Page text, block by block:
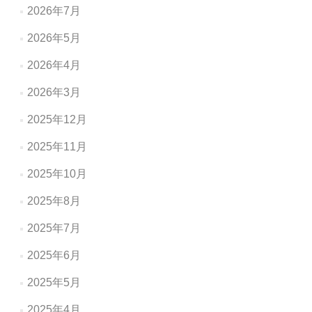
シ
ョ
ン
2026年7月
2026年5月
2026年4月
2026年3月
2025年12月
2025年11月
2025年10月
2025年8月
2025年7月
2025年6月
2025年5月
2025年4月